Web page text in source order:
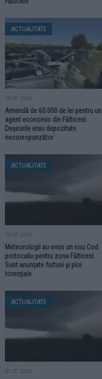
ACTUALITATE
20.07.2026
Amendă de 60.000 de lei pentru un
agent economic din Fălticeni.
Deșeurile erau depozitate
necorespunzător
ACTUALITATE
20.07.2026
Meteorologii au emis un nou Cod
portocaliu pentru zona Fălticeni.
Sunt anunțate furtuni și ploi
torențiale
ACTUALITATE
07.07.2026